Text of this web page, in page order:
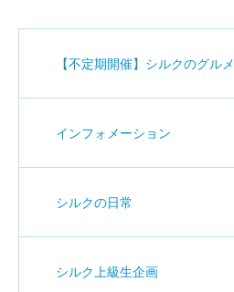
【不定期開催】シルクのグルメ
インフォメーション
シルクの日常
シルク上級生企画